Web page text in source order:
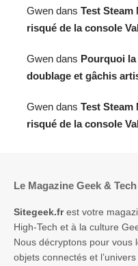
Gwen dans Test Steam
risqué de la console
Gwen dans Pourquoi
doublage et gâchis
Gwen dans Test Steam
risqué de la console
Le Magazine Geek & Tech
Sitegeek.frest votre
High-Tech et à la culture
Nous décryptons pour vous
objets connectés et